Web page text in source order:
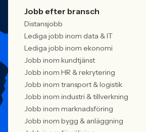
Jobb efter bransch
Distansjobb
Lediga jobb inom data & IT
Lediga jobb inom ekonomi
Jobb inom kundtjänst
Jobb inom HR & rekrytering
Jobb inom transport & logistik
Jobb inom industri & tillverkning
Jobb inom marknadsföring
Jobb inom bygg & anläggning